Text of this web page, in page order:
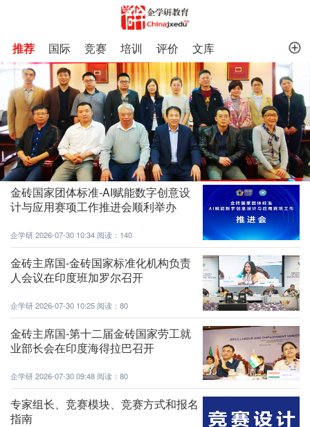
推荐 国际 竞赛 培训 评价 文库
金砖国家团体标准-AI赋能数字创意设
计与应用赛项工作推进会顺利举办
企学研2026-07-30 10:34 阅读：140
金砖主席国-金砖国家标准化机构负责
人会议在印度班加罗尔召开
企学研2026-07-30 10:25 阅读：80
金砖主席国-第十二届金砖国家劳工就
业部长会在印度海得拉巴召开
企学研2026-07-30 09:48 阅读：80
专家组长、竞赛模块、竞赛方式和报名
指南